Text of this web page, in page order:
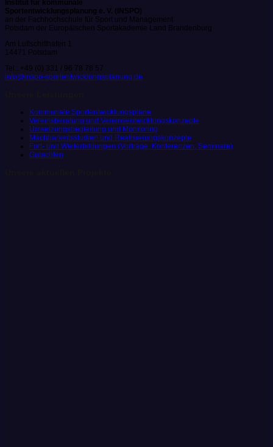
Institut für kommunale
Sportentwicklungsplanung e. V. (INSPO)
an der Fachhochschule für Sport und Management
Potsdam der Europäischen Sportakademie Land Brandenburg
Am Luftschiffhafen 1
14471 Potsdam
Tel.: +49 (0) 331 / 96 78 78 57
info@inspo-sportentwicklungsplanung.de
Kommunale Sportentwicklungspläne
Vereinsberatung und Vereinsentwicklungskonzepte
Umsetzungsbegleitung und Monitoring
Machbarkeitsstudien und Realisierungskonzepte
Fort- und Weiterbildungen (Vorträge, Konferenzen, Seminare)
Gutachten